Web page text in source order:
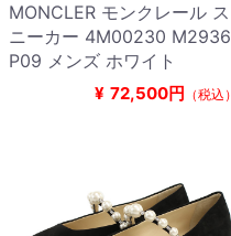
MONCLER モンクレール ス
ニーカー 4M00230 M2936
P09 メンズ ホワイト
¥ 72,500円 （税込）